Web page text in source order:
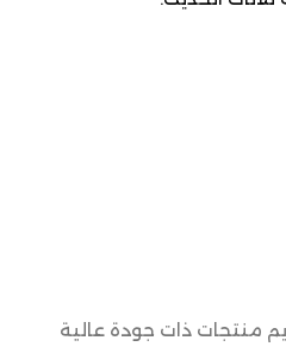
منتجات ذات جودة عالية